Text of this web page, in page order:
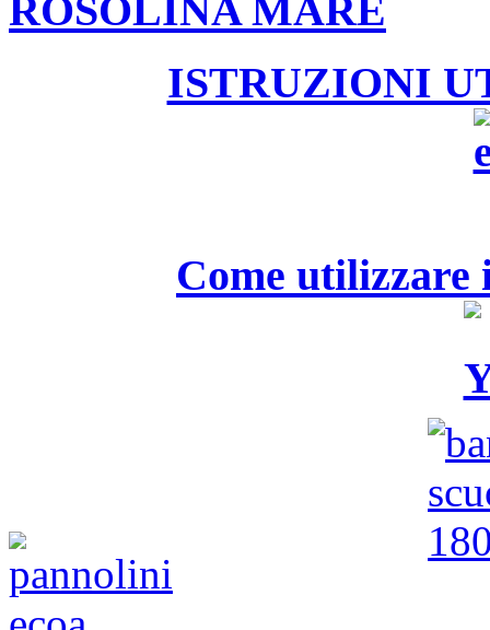
ROSOLINA MARE
ISTRUZIONI
Come utilizzare